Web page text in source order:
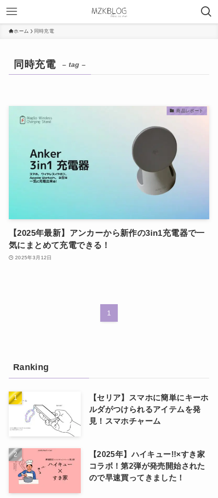
ホーム 同時充電
同時充電 – tag –
商品レポート
【2025年最新】アンカーから新作の3in1充電器で一
気にまとめて充電できる！
2025年3月12日
1
Ranking
【セリア】スマホに簡単にキーホ
ルダがつけられるアイテムを発
見！スマホチャーム
【2025年】ハイキュー!!×すき家
コラボ！第2弾が発売開始された
ので早速買ってきました！